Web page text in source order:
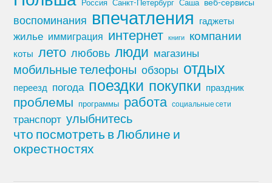
Россия Санкт-Петербург Саша веб-сервисы
воспоминания впечатления гаджеты
жилье иммиграция интернет книги компании
коты лето любовь люди магазины
мобильные телефоны обзоры отдых
переезд погода поездки покупки праздник
проблемы программы работа социальные сети
транспорт улыбнитесь
что посмотреть в Люблине и
окрестностях